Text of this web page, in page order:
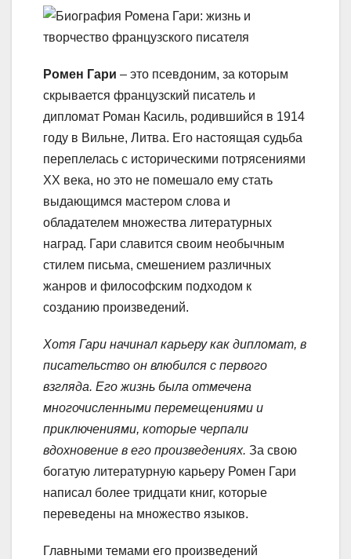
Ромен Гари – это псевдоним, за которым
скрывается французский писатель и
дипломат Роман Касиль, родившийся в 1914
году в Вильне, Литва. Его настоящая судьба
переплелась с историческими потрясениями
XX века, но это не помешало ему стать
выдающимся мастером слова и
обладателем множества литературных
наград. Гари славится своим необычным
стилем письма, смешением различных
жанров и философским подходом к
созданию произведений.
Хотя Гари начинал карьеру как дипломат, в
писательство он влюбился с первого
взгляда. Его жизнь была отмечена
многочисленными перемещениями и
приключениями, которые черпали
вдохновение в его произведениях. За свою
богатую литературную карьеру Ромен Гари
написал более тридцати книг, которые
переведены на множество языков.
Главными темами его произведений